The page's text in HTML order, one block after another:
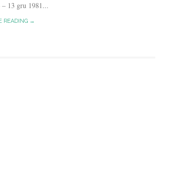
13 gru 1981...
READING →